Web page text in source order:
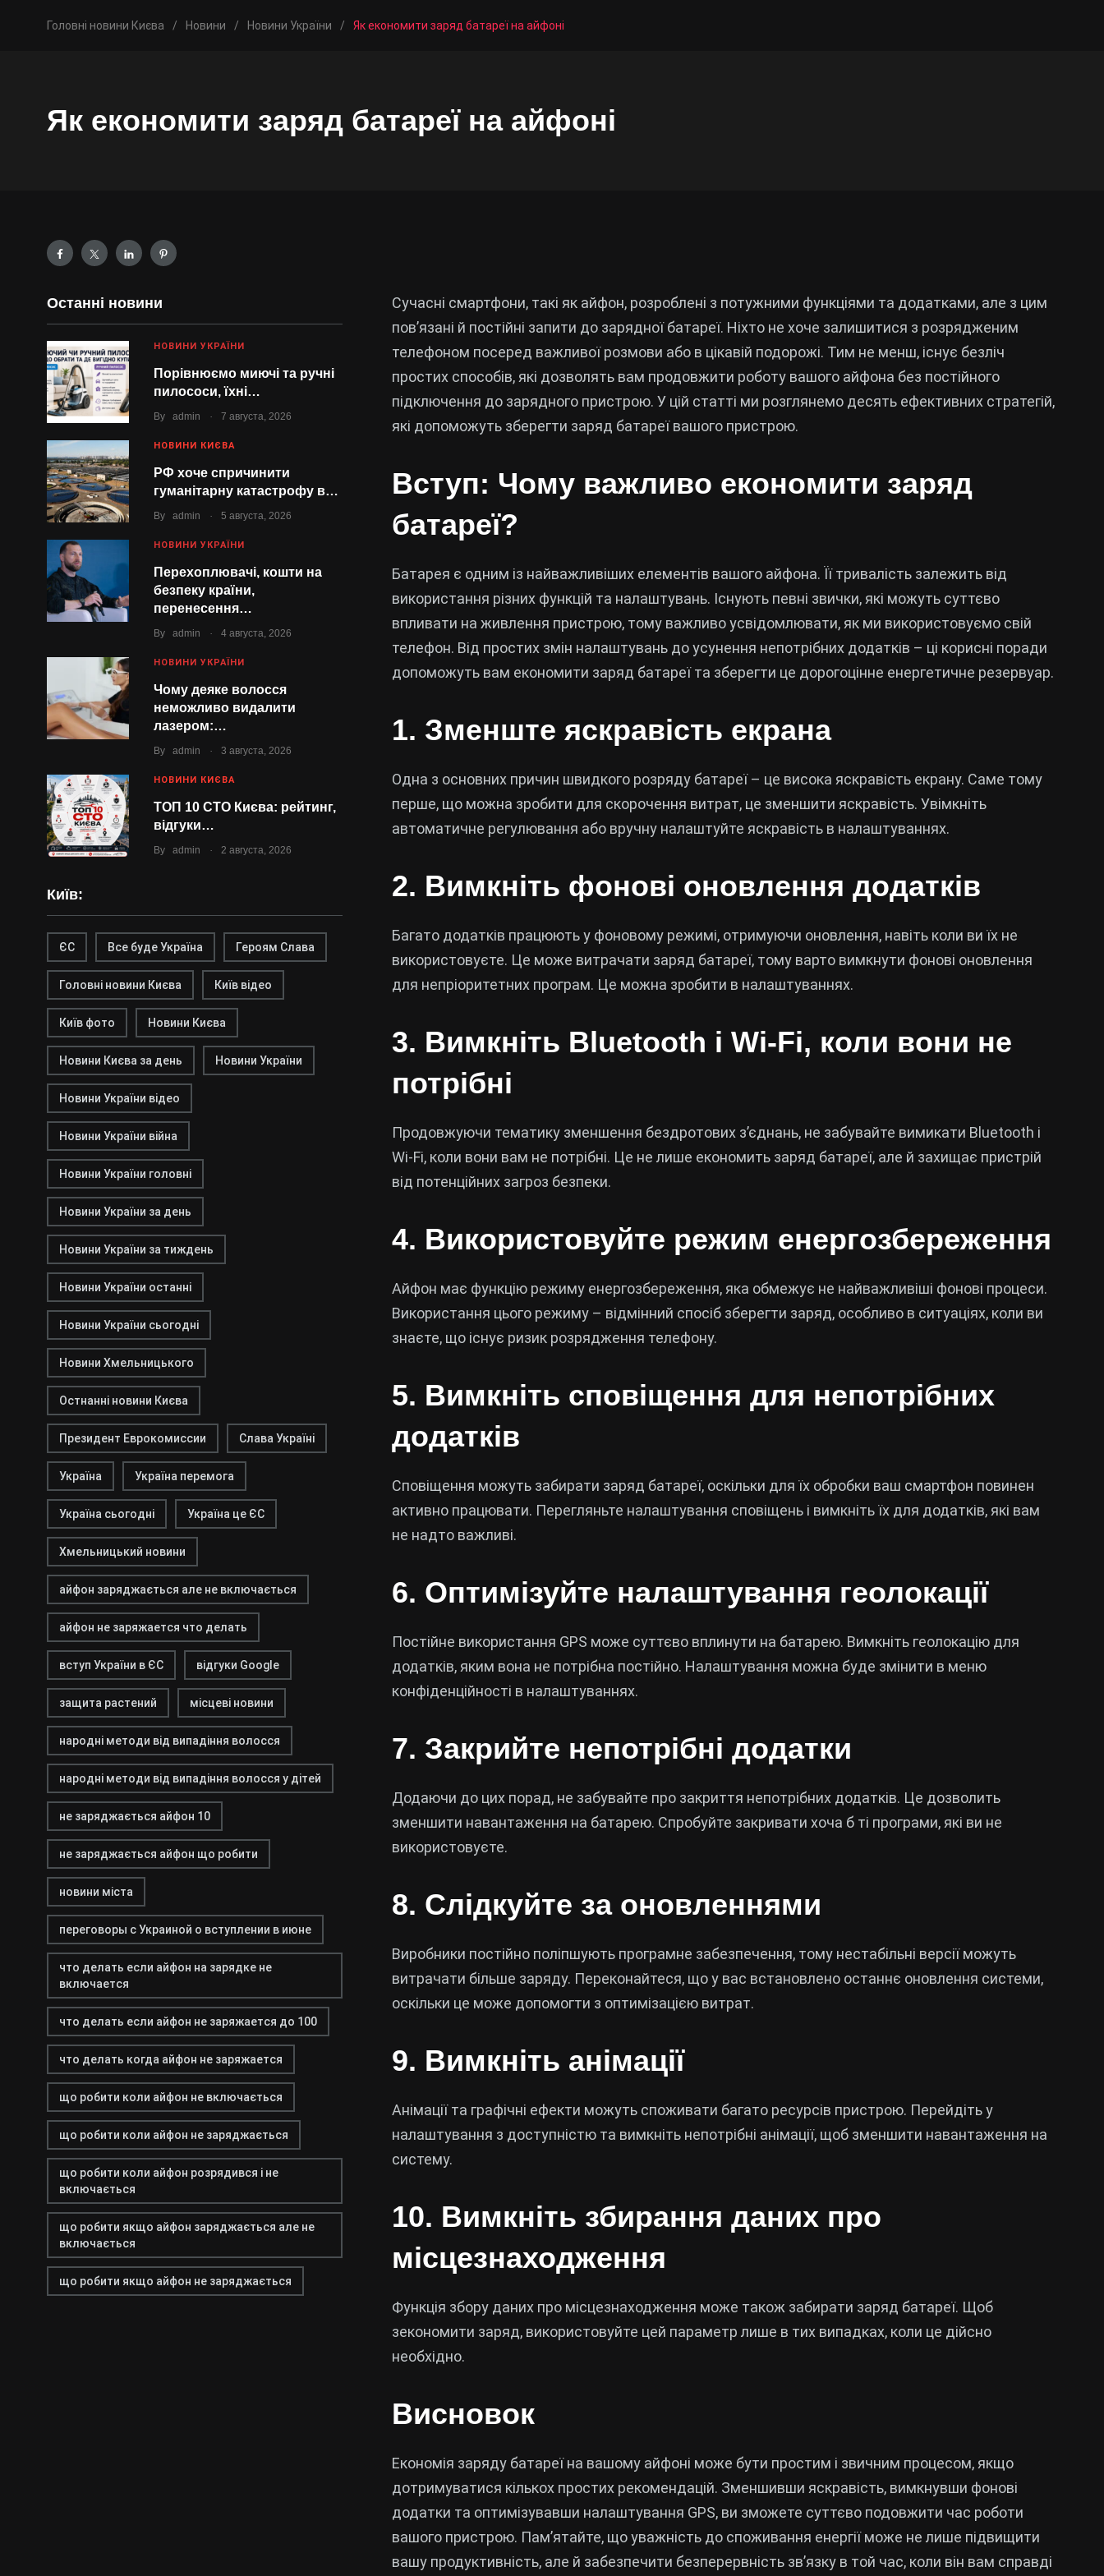
Головні новини Києва / Новини / Новини України / Як економити заряд батареї на айфоні
Як економити заряд батареї на айфоні
Останні новини
НОВИНИ УКРАЇНИ
Порівнюємо миючі та ручні
пилососи, їхні…
By admin . 7 августа, 2026
НОВИНИ КИЄВА
РФ хоче спричинити
гуманітарну катастрофу в…
By admin . 5 августа, 2026
НОВИНИ УКРАЇНИ
Перехоплювачі, кошти на
безпеку країни,
перенесення…
By admin . 4 августа, 2026
НОВИНИ УКРАЇНИ
Чому деяке волосся
неможливо видалити
лазером:…
By admin . 3 августа, 2026
НОВИНИ КИЄВА
ТОП 10 СТО Києва: рейтинг,
відгуки…
By admin . 2 августа, 2026
Київ:
ЄС Все буде Україна Героям Слава
Головні новини Києва Київ відео
Київ фото Новини Києва
Новини Києва за день Новини України
Новини України відео
Новини України війна
Новини України головні
Новини України за день
Новини України за тиждень
Новини України останні
Новини України сьогодні
Новини Хмельницького
Остнанні новини Києва
Президент Еврокомиссии Слава Україні
Україна Україна перемога
Україна сьогодні Україна це ЄС
Хмельницький новини
айфон заряджається але не включається
айфон не заряжается что делать
вступ України в ЄС відгуки Google
защита растений місцеві новини
народні методи від випадіння волосся
народні методи від випадіння волосся у дітей
не заряджається айфон 10
не заряджається айфон що робити
новини міста
переговоры с Украиной о вступлении в июне
что делать если айфон на зарядке не
включается
что делать если айфон не заряжается до 100
что делать когда айфон не заряжается
що робити коли айфон не включається
що робити коли айфон не заряджається
що робити коли айфон розрядився і не
включається
що робити якщо айфон заряджається але не
включається
що робити якщо айфон не заряджається
Сучасні смартфони, такі як айфон, розроблені з потужними функціями та додатками, але з цим
пов’язані й постійні запити до зарядної батареї. Ніхто не хоче залишитися з розрядженим
телефоном посеред важливої розмови або в цікавій подорожі. Тим не менш, існує безліч
простих способів, які дозволять вам продовжити роботу вашого айфона без постійного
підключення до зарядного пристрою. У цій статті ми розглянемо десять ефективних стратегій,
які допоможуть зберегти заряд батареї вашого пристрою.
Вступ: Чому важливо економити заряд
батареї?
Батарея є одним із найважливіших елементів вашого айфона. Її тривалість залежить від
використання різних функцій та налаштувань. Існують певні звички, які можуть суттєво
впливати на живлення пристрою, тому важливо усвідомлювати, як ми використовуємо свій
телефон. Від простих змін налаштувань до усунення непотрібних додатків – ці корисні поради
допоможуть вам економити заряд батареї та зберегти це дорогоцінне енергетичне резервуар.
1. Зменште яскравість екрана
Одна з основних причин швидкого розряду батареї – це висока яскравість екрану. Саме тому
перше, що можна зробити для скорочення витрат, це зменшити яскравість. Увімкніть
автоматичне регулювання або вручну налаштуйте яскравість в налаштуваннях.
2. Вимкніть фонові оновлення додатків
Багато додатків працюють у фоновому режимі, отримуючи оновлення, навіть коли ви їх не
використовуєте. Це може витрачати заряд батареї, тому варто вимкнути фонові оновлення
для непріоритетних програм. Це можна зробити в налаштуваннях.
3. Вимкніть Bluetooth і Wi-Fi, коли вони не
потрібні
Продовжуючи тематику зменшення бездротових з’єднань, не забувайте вимикати Bluetooth і
Wi-Fi, коли вони вам не потрібні. Це не лише економить заряд батареї, але й захищає пристрій
від потенційних загроз безпеки.
4. Використовуйте режим енергозбереження
Айфон має функцію режиму енергозбереження, яка обмежує не найважливіші фонові процеси.
Використання цього режиму – відмінний спосіб зберегти заряд, особливо в ситуаціях, коли ви
знаєте, що існує ризик розрядження телефону.
5. Вимкніть сповіщення для непотрібних
додатків
Сповіщення можуть забирати заряд батареї, оскільки для їх обробки ваш смартфон повинен
активно працювати. Перегляньте налаштування сповіщень і вимкніть їх для додатків, які вам
не надто важливі.
6. Оптимізуйте налаштування геолокації
Постійне використання GPS може суттєво вплинути на батарею. Вимкніть геолокацію для
додатків, яким вона не потрібна постійно. Налаштування можна буде змінити в меню
конфіденційності в налаштуваннях.
7. Закрийте непотрібні додатки
Додаючи до цих порад, не забувайте про закриття непотрібних додатків. Це дозволить
зменшити навантаження на батарею. Спробуйте закривати хоча б ті програми, які ви не
використовуєте.
8. Слідкуйте за оновленнями
Виробники постійно поліпшують програмне забезпечення, тому нестабільні версії можуть
витрачати більше заряду. Переконайтеся, що у вас встановлено останнє оновлення системи,
оскільки це може допомогти з оптимізацією витрат.
9. Вимкніть анімації
Анімації та графічні ефекти можуть споживати багато ресурсів пристрою. Перейдіть у
налаштування з доступністю та вимкніть непотрібні анімації, щоб зменшити навантаження на
систему.
10. Вимкніть збирання даних про
місцезнаходження
Функція збору даних про місцезнаходження може також забирати заряд батареї. Щоб
зекономити заряд, використовуйте цей параметр лише в тих випадках, коли це дійсно
необхідно.
Висновок
Економія заряду батареї на вашому айфоні може бути простим і звичним процесом, якщо
дотримуватися кількох простих рекомендацій. Зменшивши яскравість, вимкнувши фонові
додатки та оптимізувавши налаштування GPS, ви зможете суттєво подовжити час роботи
вашого пристрою. Пам’ятайте, що уважність до споживання енергії може не лише підвищити
вашу продуктивність, але й забезпечити безперервність зв’язку в той час, коли він вам справді